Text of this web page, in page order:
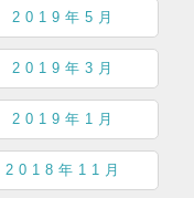
2019年5月
2019年3月
2019年1月
2018年11月